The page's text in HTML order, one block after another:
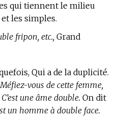
qui tiennent le milieu
les simples.
fripon, etc., Grand
Qui a de la duplicité.
vous de cette femme,
une âme double. On dit
un homme à double face.